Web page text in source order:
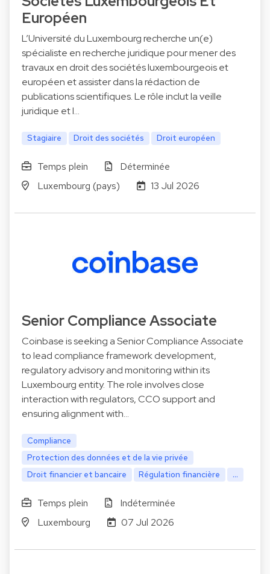
Européen
L’Université du Luxembourg recherche un(e)
spécialiste en recherche juridique pour mener des
travaux en droit des sociétés luxembourgeois et
européen et assister dans la rédaction de
publications scientifiques. Le rôle inclut la veille
juridique et l…
Stagiaire Droit des sociétés Droit européen
Temps plein
Déterminée
Luxembourg (pays)
13 Jul 2026
Senior Compliance Associate
Coinbase is seeking a Senior Compliance Associate
to lead compliance framework development,
regulatory advisory and monitoring within its
Luxembourg entity. The role involves close
interaction with regulators, CCO support and
ensuring alignment with…
Compliance
Protection des données et de la vie privée
Droit financier et bancaire
Régulation financière ...
Temps plein
Indéterminée
Luxembourg
07 Jul 2026